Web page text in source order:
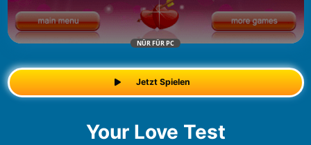
NÜR FÜR PC
Jetzt Spielen
Your Love Test